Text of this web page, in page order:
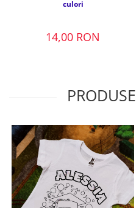
culori
14,00 RON